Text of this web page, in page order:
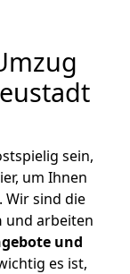
sein,
um Ihnen
Wir sind die
und arbeiten
und
es ist,